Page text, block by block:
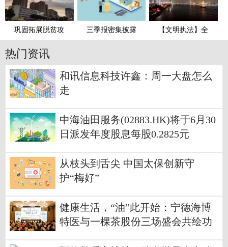
巩固拓展脱贫攻 三季报密集披露 【文明执法】全
热门资讯
和讯信息科技许鑫：周一大盘怎么
走
中海油田服务(02883.HK)将于6月30
日派发年度股息每股0.2825元
从枝头到舌尖 中国太保创新守
护“梅好”
健康生活，“油”此开始：宁德海博
特医与一棵茶股份三场盛会共绘功